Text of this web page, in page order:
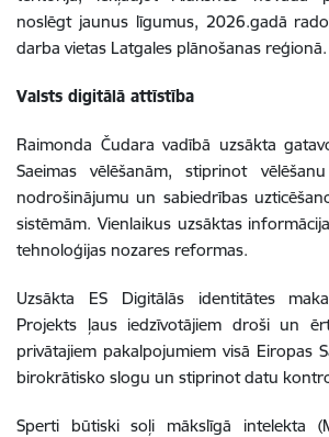
noslēgt jaunus līgumus, 2026.gadā
darba vietas Latgales plānošanas reģionā.
Valsts digitālā attīstība
Raimonda Čudara vadībā uzsākta
Saeimas vēlēšanām, stiprinot
nodrošinājumu un sabiedrības
sistēmām. Vienlaikus uzsāktas
tehnoloģijas nozares reformas.
Uzsākta ES Digitālās identitātes
Projekts ļaus iedzīvotājiem droši un
privātajiem pakalpojumiem visā Eiropas
birokrātisko slogu un stiprinot datu
Sperti būtiski soļi mākslīgā intelekta